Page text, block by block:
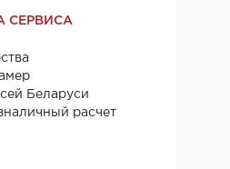
СЕРВИСА
Беларуси
расчет